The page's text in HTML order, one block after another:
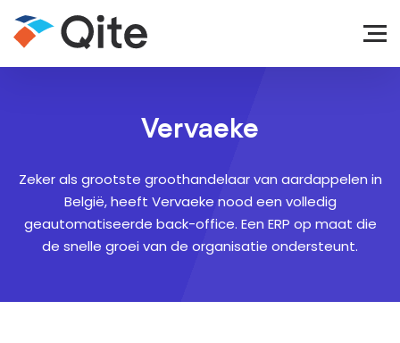
Vervaeke
Zeker als grootste groothandelaar van aardappelen in
België, heeft Vervaeke nood een volledig
geautomatiseerde back-office. Een ERP op maat die
de snelle groei van de organisatie ondersteunt.